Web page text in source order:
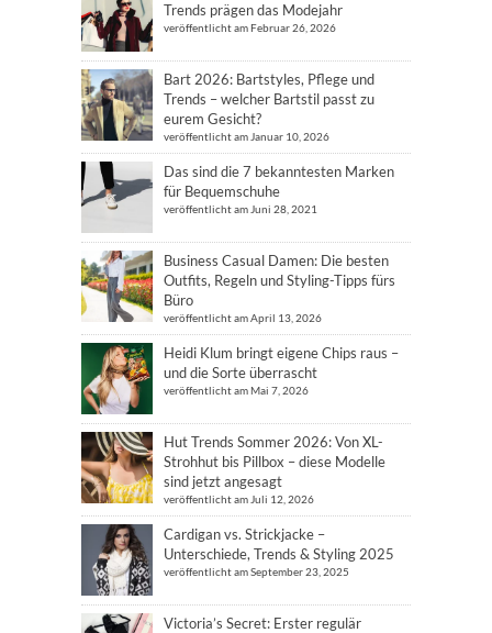
Trends prägen das Modejahr
veröffentlicht am Februar 26, 2026
Bart 2026: Bartstyles, Pflege und
Trends – welcher Bartstil passt zu
eurem Gesicht?
veröffentlicht am Januar 10, 2026
Das sind die 7 bekanntesten Marken
für Bequemschuhe
veröffentlicht am Juni 28, 2021
Business Casual Damen: Die besten
Outfits, Regeln und Styling-Tipps fürs
Büro
veröffentlicht am April 13, 2026
Heidi Klum bringt eigene Chips raus –
und die Sorte überrascht
veröffentlicht am Mai 7, 2026
Hut Trends Sommer 2026: Von XL-
Strohhut bis Pillbox – diese Modelle
sind jetzt angesagt
veröffentlicht am Juli 12, 2026
Cardigan vs. Strickjacke –
Unterschiede, Trends & Styling 2025
veröffentlicht am September 23, 2025
Victoria’s Secret: Erster regulär